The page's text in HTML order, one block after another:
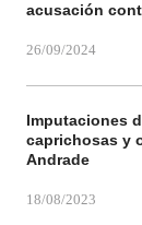
acusación
26/09/2024
Imputaciones
caprichosas y
Andrade
18/08/2023